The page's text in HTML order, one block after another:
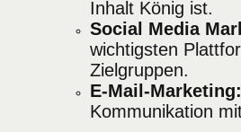
Inhalt König ist.
Social Media
wichtigsten
Zielgruppen.
E-Mail-Marketing:
Kommunikation